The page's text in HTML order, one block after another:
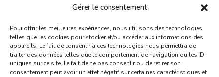
Gérer le consentement
Pour offrir les meilleures expériences, nous utilisons des technologies
telles que les cookies pour stocker et/ou accéder aux informations des
appareils. Le fait de consentir à ces technologies nous permettra de
traiter des données telles que le comportement de navigation ou les ID
uniques sur ce site. Le fait de ne pas consentir ou de retirer son
consentement peut avoir un effet négatif sur certaines caractéristiques et
Paiement & sécurité
💳 Paiement sécurisé CB
🔐 Site protégé SSL